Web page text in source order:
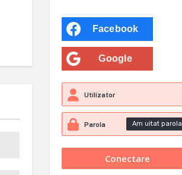
Facebook
Google
Am uitat parola